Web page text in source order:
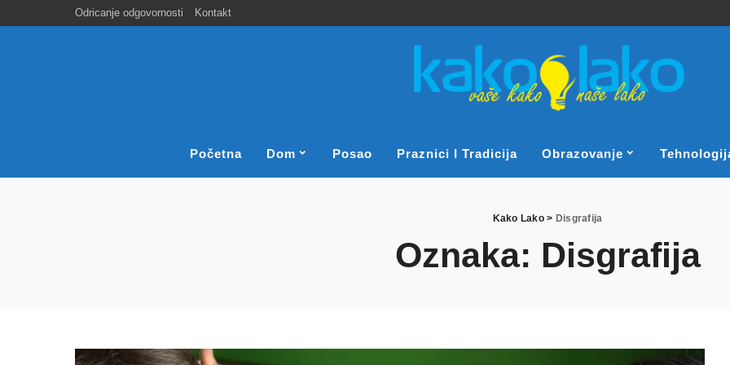
Odricanje odgovornosti Kontakt
Početna Dom Posao Praznici I Tradicija Obrazovanje
Kako Lako> Disgrafija
Oznaka: Disgrafija